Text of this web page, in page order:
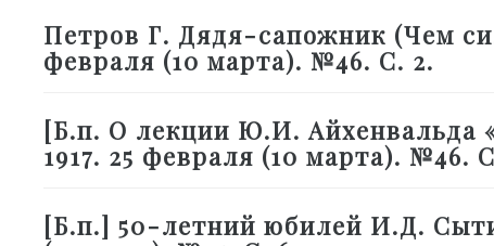
Петров Г. Дядя-сапожник (Чем
февраля (10 марта). №46. С. 2.
[Б.п. О лекции Ю.И. Айхенвальда
1917. 25 февраля (10 марта). №46.
[Б.п.] 50-летний юбилей И.Д.